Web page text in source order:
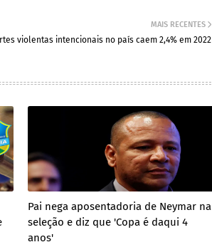
MAIS RECENTES
violentas intencionais no país caem 2,4% em 2022
Pai nega aposentadoria de Neymar na
seleção e diz que 'Copa é daqui 4
anos'